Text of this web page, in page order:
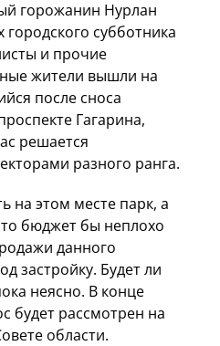
горожанин Нурлан
субботника
и прочие
жители вышли на
после сноса
Гагарина,
решается
разного ранга.
на этом месте парк, а
бюджет бы неплохо
данного
застройку. Будет ли
неясно. В конце
будет рассмотрен на
области.